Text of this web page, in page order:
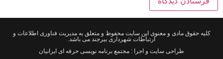
کلیه حقوق مادی و معنوی این سایت محفوظ و متعلق به مدیریت فناوری اطلاعات و
ارتباطات شهرداری بیرجند می باشد.
طراحی سایت و اجرا : مجتمع برنامه نویسی حرفه ای ایرانیان